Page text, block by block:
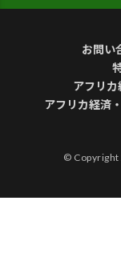
お問い
アフリ
アフリカ経済
© Copyright